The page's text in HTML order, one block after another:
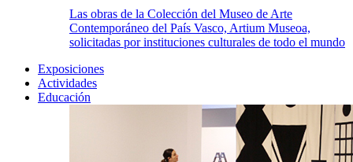
Las obras de la Colección del Museo de Arte
Contemporáneo del País Vasco, Artium Museoa,
solicitadas por instituciones culturales de todo el mundo
Exposiciones
Actividades
Educación